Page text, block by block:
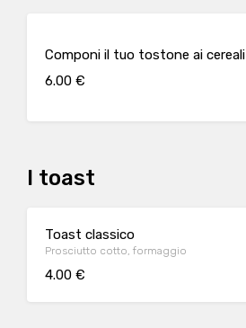
Componi il tuo tostone ai cereali
6.00 €
I toast
Toast classico
Prosciutto cotto, formaggio
4.00 €